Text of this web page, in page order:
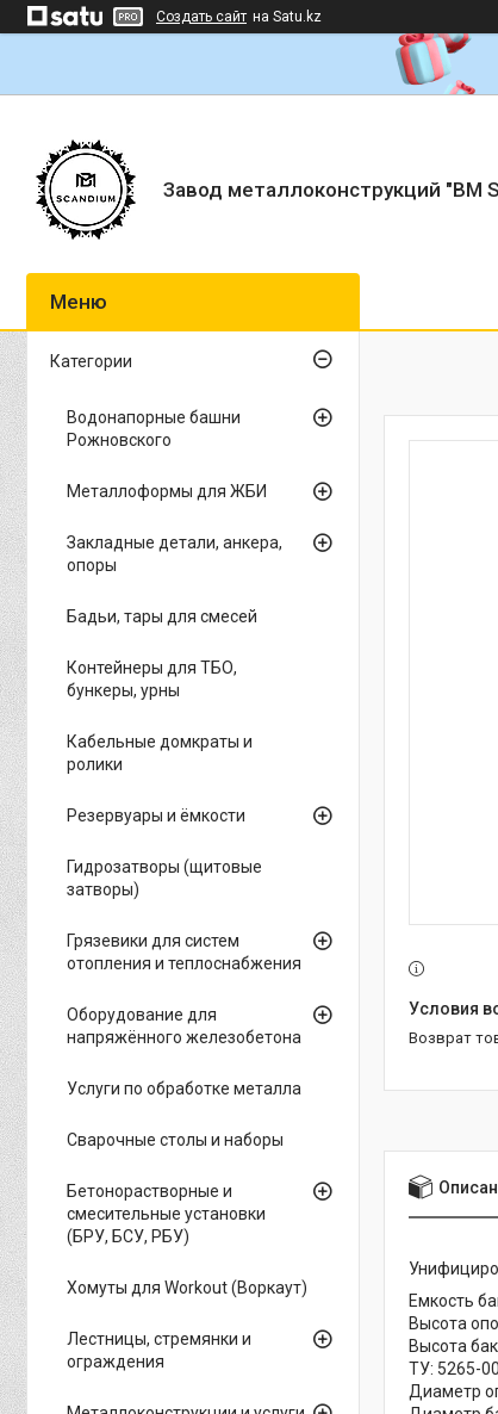
Создать сайт на Satu.kz
Завод металлоконструкций "BM
возврат
Емкость
Высота
Высота
ТУ: 5265-
Диаметр
Категории
Водонапорные башни
Рожновского
Металлоформы для ЖБИ
Закладные детали, анкера,
опоры
Бадьи, тары для смесей
Контейнеры для ТБО,
бункеры, урны
Кабельные домкраты и
ролики
Резервуары и ёмкости
Гидрозатворы (щитовые
затворы)
Грязевики для систем
отопления и теплоснабжения
Оборудование для
напряжённого железобетона
Услуги по обработке металла
Сварочные столы и наборы
Бетонорастворные и
смесительные установки
(БРУ, БСУ, РБУ)
Хомуты для Workout (Воркаут)
Лестницы, стремянки и
ограждения